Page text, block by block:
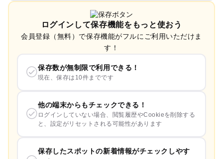
ログインして保存機能をもっと使おう
会員登録（無料）で保存機能がフルにご利用いただけま
す！
保存数が無制限で利用できる！
現在、保存は10件までです
他の端末からもチェックできる！
ログインしていない場合、閲覧履歴やCookieを削除する
と、設定がリセットされる可能性があります
保存したスポットの新着情報がチェックしやす